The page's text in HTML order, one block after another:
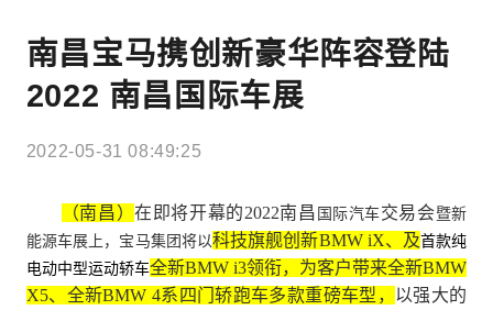
南昌宝马携创新豪华阵容登陆
2022 南昌国际车展
2022-05-31 08:49:25
（南昌）在即将开幕的2022南昌 国际汽车交易会暨新
能源车展上，宝马集团将以科技旗舰创新BMW iX、及首款纯
电动中型运动轿车全新BMW i3领衔，为客户带来全新BMW
X5、 全新BMW 4系 四门轿跑车多款重磅车型 ， 以强大的